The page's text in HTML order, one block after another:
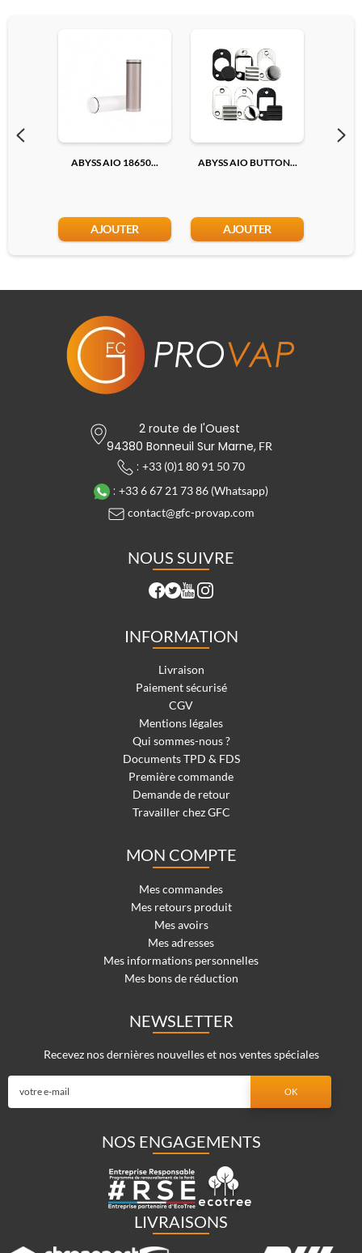
ABYSS AIO 18650...
AJOUTER
ABYSS AIO BUTTON...
AJOUTER
2 route de l'Ouest
94380 Bonneuil Sur Marne,FR
: +33 (0)1 80 91 50 70
: +33 6 67 21 73 86 (Whatsapp)
contact@gfc-provap.com
NOUS SUIVRE
INFORMATION
Livraison
Paiement sécurisé
CGV
Mentions légales
Qui sommes-nous ?
Documents TPD & FDS
Première commande
Demande de retour
Travailler chez GFC
MON COMPTE
Mes commandes
Mes retours produit
Mes avoirs
Mes adresses
Mes informations personnelles
Mes bons de réduction
NEWSLETTER
Recevez nos dernières nouvelles et nos ventes spéciales
NOS ENGAGEMENTS
LIVRAISONS